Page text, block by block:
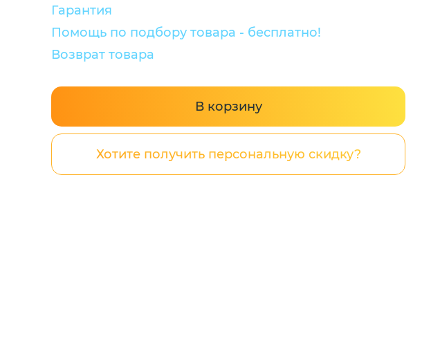
Гарантия
Помощь по подбору товара - бесплатно!
Возврат товара
В корзину
Хотите получить персональную скидку?